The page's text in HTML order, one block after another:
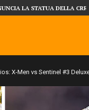
X-MEN ARRIVA TEMPESTA
X-Men vs Sentinel #3